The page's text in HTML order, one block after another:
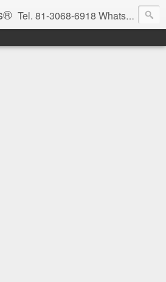
Tel. 81-3068-6918 WhatsApp 81-2636-2823 / 33-1145-3780 cotizacionregioprotectores@gmail.com / regioprotectores@gmail.com https://www.facebook.com/RegioProtectores/